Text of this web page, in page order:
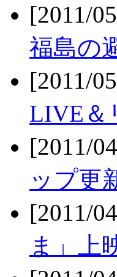
[2011/
福島の
[2011/
LIVE＆
[2011/
ップ更
[2011/
ま」上